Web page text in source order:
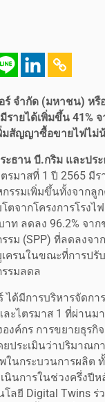
ร์ จำกัด (มหาชน) ห
รายได้เพิ่มขึ้น 41%
มสัญญาซื้อขายไฟไม่
ะธาน บี.กริม และปร
รมาสที่ 1 ปี 2565 มี
รรมเพิ่มขึ้นทั้งจากลู
ตจากโครงการโรง
ท ลดลง 96.2% จา
รม (SPP) ที่ลดลงจ
เครนในขณะที่การป
รมลดล
ได้มีการบริหารจัดก
ะไตรมาส 1 ที่ผ่านม
งค์กร การขยายธุร
ประเมินว่าปริมาณ
ในกระบวนการผลิต
นินการในช่วงครึ่งปี
โลยี Digital Twins